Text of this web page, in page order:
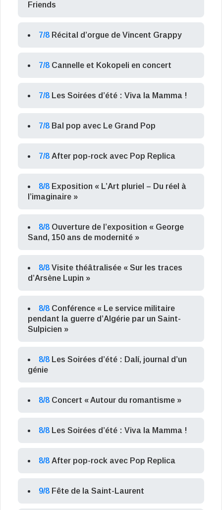
Friends
7/8 Récital d’orgue de Vincent Grappy
7/8 Cannelle et Kokopeli en concert
7/8 Les Soirées d’été : Viva la Mamma !
7/8 Bal pop avec Le Grand Pop
7/8 After pop-rock avec Pop Replica
8/8 Exposition « L’Art pluriel – Du réel à
l’imaginaire »
8/8 Ouverture de l’exposition « George
Sand, 150 ans de modernité »
8/8 Visite théâtralisée « Sur les traces
d’Arsène Lupin »
8/8 Conférence « Le service militaire
pendant la guerre d’Algérie par un Saint-
Sulpicien »
8/8 Les Soirées d’été : Dalí, journal d’un
génie
8/8 Concert « Autour du romantisme »
8/8 Les Soirées d’été : Viva la Mamma !
8/8 After pop-rock avec Pop Replica
9/8 Fête de la Saint-Laurent